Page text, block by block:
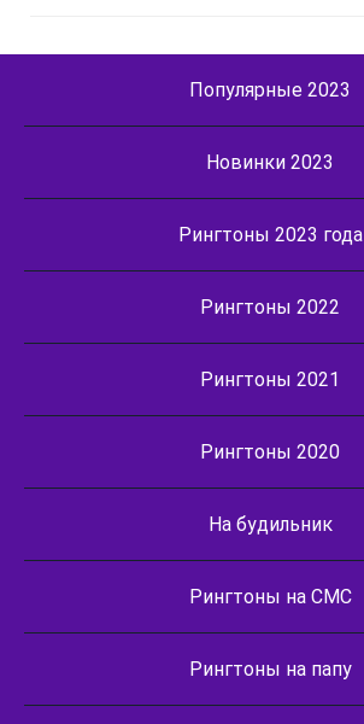
Популярные 2023
Новинки 2023
Рингтоны 2023 года
Рингтоны 2022
Рингтоны 2021
Рингтоны 2020
На будильник
Рингтоны на СМС
Рингтоны на папу